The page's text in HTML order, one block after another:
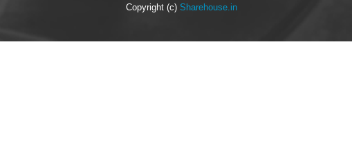
Copyright (c) Sharehouse.in